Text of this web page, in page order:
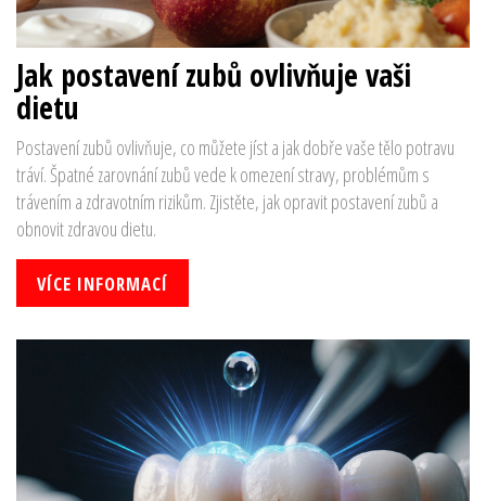
Jak postavení zubů ovlivňuje vaši
dietu
Postavení zubů ovlivňuje, co můžete jíst a jak dobře vaše tělo potravu
tráví. Špatné zarovnání zubů vede k omezení stravy, problémům s
trávením a zdravotním rizikům. Zjistěte, jak opravit postavení zubů a
obnovit zdravou dietu.
VÍCE INFORMACÍ